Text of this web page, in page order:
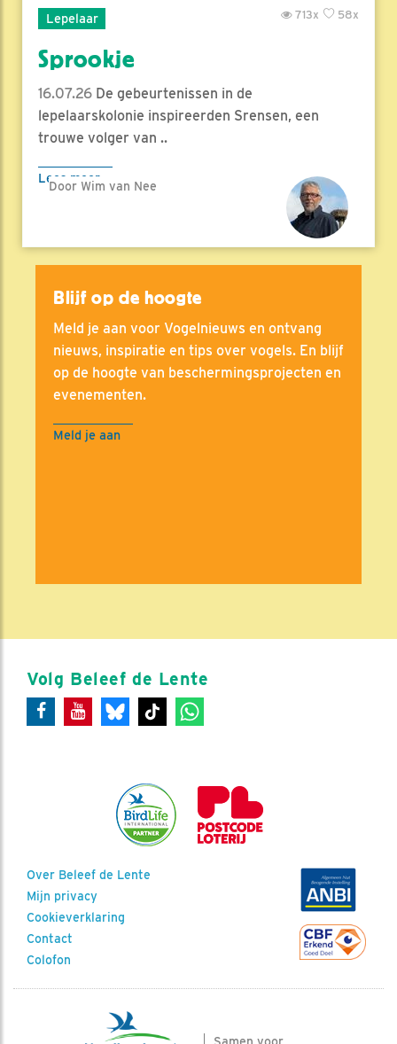
Lepelaar 58x
713x
Sprookje
16.07.26 De gebeurtenissen in de
lepelaarskolonie inspireerden Srensen, een
trouwe volger van ..
Lees meer
Door Wim van Nee
Blijf op de hoogte
Meld je aan voor Vogelnieuws en ontvang
nieuws, inspiratie en tips over vogels. En blijf
op de hoogte van beschermingsprojecten en
evenementen.
Meld je aan
Volg Beleef de Lente
Over Beleef de Lente
Mijn privacy
Cookieverklaring
Contact
Colofon